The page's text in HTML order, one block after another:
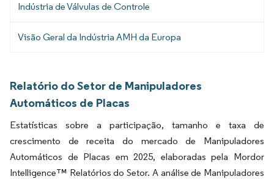
Indústria de Válvulas de Controle
Visão Geral da Indústria AMH da Europa
Relatório do Setor de Manipuladores
Automáticos de Placas
Estatísticas sobre a participação, tamanho e taxa de
crescimento de receita do mercado de Manipuladores
Automáticos de Placas em 2025, elaboradas pela Mordor
Intelligence™ Relatórios do Setor. A análise de Manipuladores